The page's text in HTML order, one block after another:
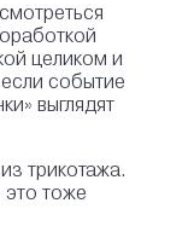
целиком и
событие
выглядят
трикотажа.
тоже